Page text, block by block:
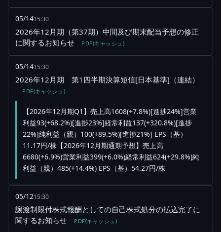
05/1415:30
2026年12月期（第37期）中間及び期末配当予想の修正
に関するお知らせ
PDF(キャッシュ)
05/1415:30
2026年12月期 第1四半期決算短信[日本基準]（連結）
PDF(キャッシュ)
【2026年12月期Q1】売上高1608(+7.8%)[進捗24%]営業
利益93(+68.2%)[進捗23%]経常利益137(+320.8%)[進捗
22%]純利益（親）100(+89.5%)[進捗21%] EPS（基）
11.17円/株【2026年12月期通期予想】売上高
6680(+6.9%)営業利益399(+6.0%)経常利益624(+29.8%)純
利益（親）485(+14.4%) EPS（基）54.27円/株
05/1215:30
譲渡制限付株式報酬としての自己株式処分の払込完了に
関するお知らせ
PDF(キャッシュ)